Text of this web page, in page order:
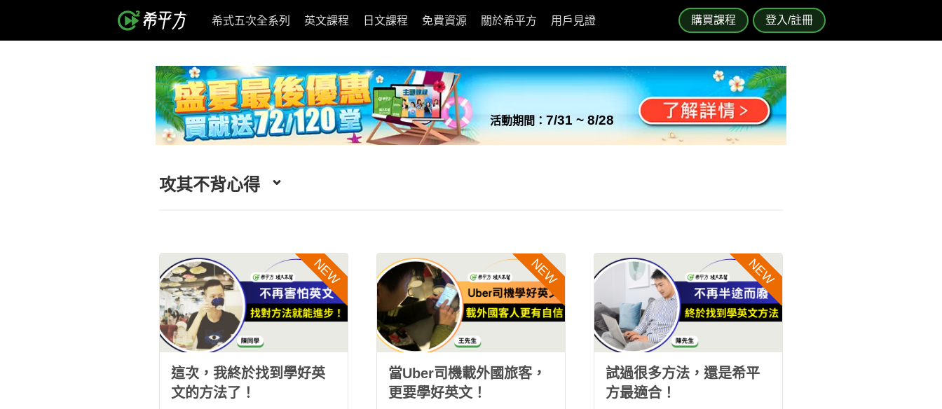
購買課程 登入/註冊
希式五次全系列 英文課程 日文課程 免費資源 關於希平方 用戶見證
活動期間： 7/31 ~ 8/28
攻其不背心得
這次，我終於找到學好英
文的方法了！
當Uber司機載外國旅客，
更要學好英文！
試過很多方法，還是希平
方最適合！